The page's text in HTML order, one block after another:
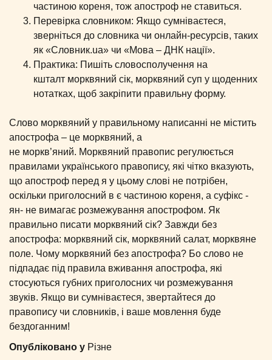
частиною кореня, тож апостроф не ставиться.
Перевірка словником: Якщо сумніваєтеся,
зверніться до словника чи онлайн-ресурсів, таких
як «Словник.ua» чи «Мова – ДНК нації».
Практика: Пишіть словосполучення на
кшталт морквяний сік, морквяний суп у щоденних
нотатках, щоб закріпити правильну форму.
Слово морквяний у правильному написанні не містить
апострофа – це морквяний, а
не моркв’яний. Морквяний правопис регулюється
правилами українського правопису, які чітко вказують,
що апостроф перед я у цьому слові не потрібен,
оскільки приголосний в є частиною кореня, а суфікс -
ян- не вимагає розмежування апострофом. Як
правильно писати морквяний сік? Завжди без
апострофа: морквяний сік, морквяний салат, морквяне
поле. Чому морквяний без апострофа? Бо слово не
підпадає під правила вживання апострофа, які
стосуються губних приголосних чи розмежування
звуків. Якщо ви сумніваєтеся, звертайтеся до
правопису чи словників, і ваше мовлення буде
бездоганним!
Опубліковано у Різне